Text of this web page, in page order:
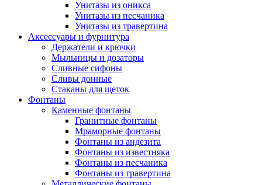
Унитазы из оникса
Унитазы из песчаника
Унитазы из травертина
Аксессуары и фурнитура
Держатели и крючки
Мыльницы и дозаторы
Сливные сифоны
Сливы донные
Стаканы для щеток
Фонтаны
Каменные фонтаны
Гранитные фонтаны
Мраморные фонтаны
Фонтаны из андезита
Фонтаны из известняка
Фонтаны из песчаника
Фонтаны из травертина